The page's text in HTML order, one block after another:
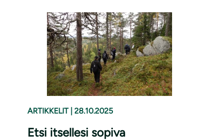
ARTIKKELIT 28.10.2025
Etsi itsellesi sopiva